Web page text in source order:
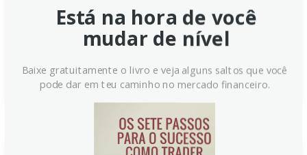
rumores de cessar-fogo regional. O cenário misto
levou a ganhos iniciais seguidos de correção,
conforme traders ajustaram posições no curto prazo.
Continue lendo
Está na hora de você
mudar de nível
Baixe gratuitamente o livro e veja alguns saltos que você
pode dar em teu caminho no mercado financeiro.